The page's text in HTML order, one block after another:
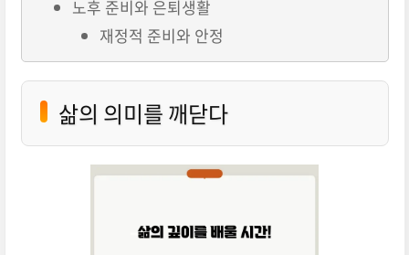
노후 준비와 은퇴생활
재정적 준비와 안정
삶의 의미를 깨닫다